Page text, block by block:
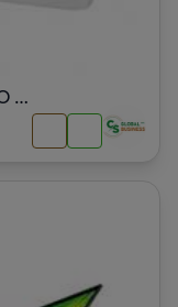
IMPRIMANTE HP LASERJET PRO M404n